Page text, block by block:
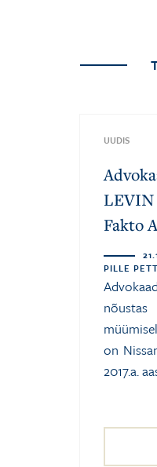
UUDIS
Fakto
PILLE
on
2017.a.